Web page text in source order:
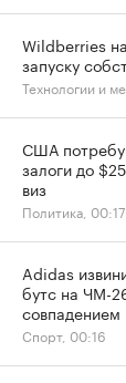
Wildberries
запуску
Технологии и
США
залоги до
виз
Политика, 00:17
Adidas
бутс на ЧМ-
совпадением
Спорт, 00:16